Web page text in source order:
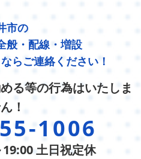
市の
般・配線・増設
らご連絡ください！
る等の行為はいたしま
！
1006
土日祝定休